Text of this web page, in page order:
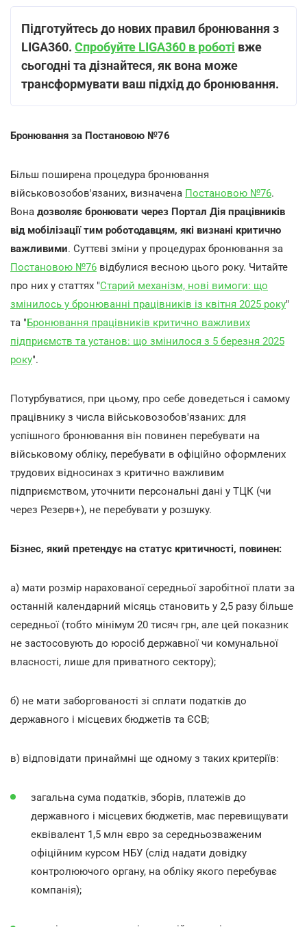
Підготуйтесь до нових правил бронювання з
LIGA360. Спробуйте LIGA360 в роботі вже
сьогодні та дізнайтеся, як вона може
трансформувати ваш підхід до бронювання.
Бронювання за Постановою №76
Більш поширена процедура бронювання
військовозобов'язаних, визначена Постановою №76.
Вона дозволяє бронювати через Портал Дія працівників
від мобілізації тим роботодавцям, які визнані критично
важливими. Суттєві зміни у процедурах бронювання за
Постановою №76 відбулися весною цього року. Читайте
про них у статтях "Старий механізм, нові вимоги: що
змінилось у бронюванні працівників із квітня 2025 року"
та "Бронювання працівників критично важливих
підприємств та установ: що змінилося з 5 березня 2025
року".
Потурбуватися, при цьому, про себе доведеться і самому
працівнику з числа військовозобов'язаних: для
успішного бронювання він повинен перебувати на
військовому обліку, перебувати в офіційно оформлених
трудових відносинах з критично важливим
підприємством, уточнити персональні дані у ТЦК (чи
через Резерв+), не перебувати у розшуку.
Бізнес, який претендує на статус критичності, повинен:
а) мати розмір нарахованої середньої заробітної плати за
останній календарний місяць становить у 2,5 разу більше
середньої (тобто мінімум 20 тисяч грн, але цей показник
не застосовують до юросіб державної чи комунальної
власності, лише для приватного сектору);
б) не мати заборгованості зі сплати податків до
державного і місцевих бюджетів та ЄСВ;
в) відповідати принаймні ще одному з таких критеріїв:
загальна сума податків, зборів, платежів до
державного і місцевих бюджетів, має перевищувати
еквівалент 1,5 млн євро за середньозваженим
офіційним курсом НБУ (слід надати довідку
контролюючого органу, на обліку якого перебуває
компанія);